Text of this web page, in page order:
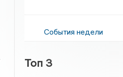
События недели
Топ 3